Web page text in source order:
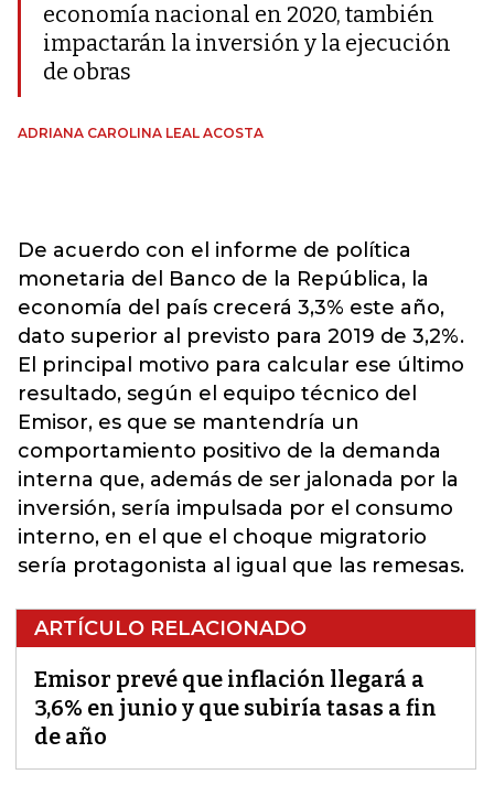
economía nacional en 2020, también
impactarán la inversión y la ejecución
de obras
ADRIANA CAROLINA LEAL ACOSTA
De acuerdo con el informe de política
monetaria del Banco de la República, la
economía del país crecerá 3,3% este año,
dato superior al previsto para 2019 de 3,2%.
El principal motivo para calcular ese último
resultado, según el equipo técnico del
Emisor, es que se mantendría un
comportamiento positivo de la demanda
interna que, además de ser jalonada por la
inversión, sería impulsada por el consumo
interno, en el que el choque migratorio
sería protagonista al igual que las remesas.
ARTÍCULO RELACIONADO
Emisor prevé que inflación llegará a
3,6% en junio y que subiría tasas a fin
de año